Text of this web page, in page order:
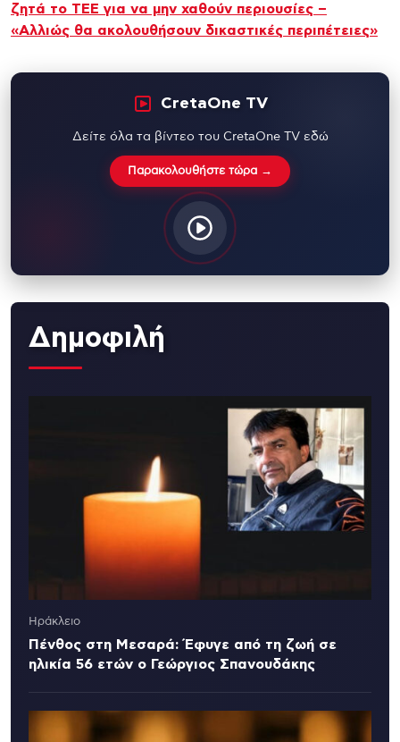
ζητά το ΤΕΕ για να μην χαθούν περιουσίες –
«Αλλιώς θα ακολουθήσουν δικαστικές περιπέτειες»
CretaOne TV
Δείτε όλα τα βίντεο του CretaOne TV εδώ
Παρακολουθήστε τώρα →
Δημοφιλή
Ηράκλειο
Πένθος στη Μεσαρά: Έφυγε από τη ζωή σε
ηλικία 56 ετών ο Γεώργιος Σπανουδάκης